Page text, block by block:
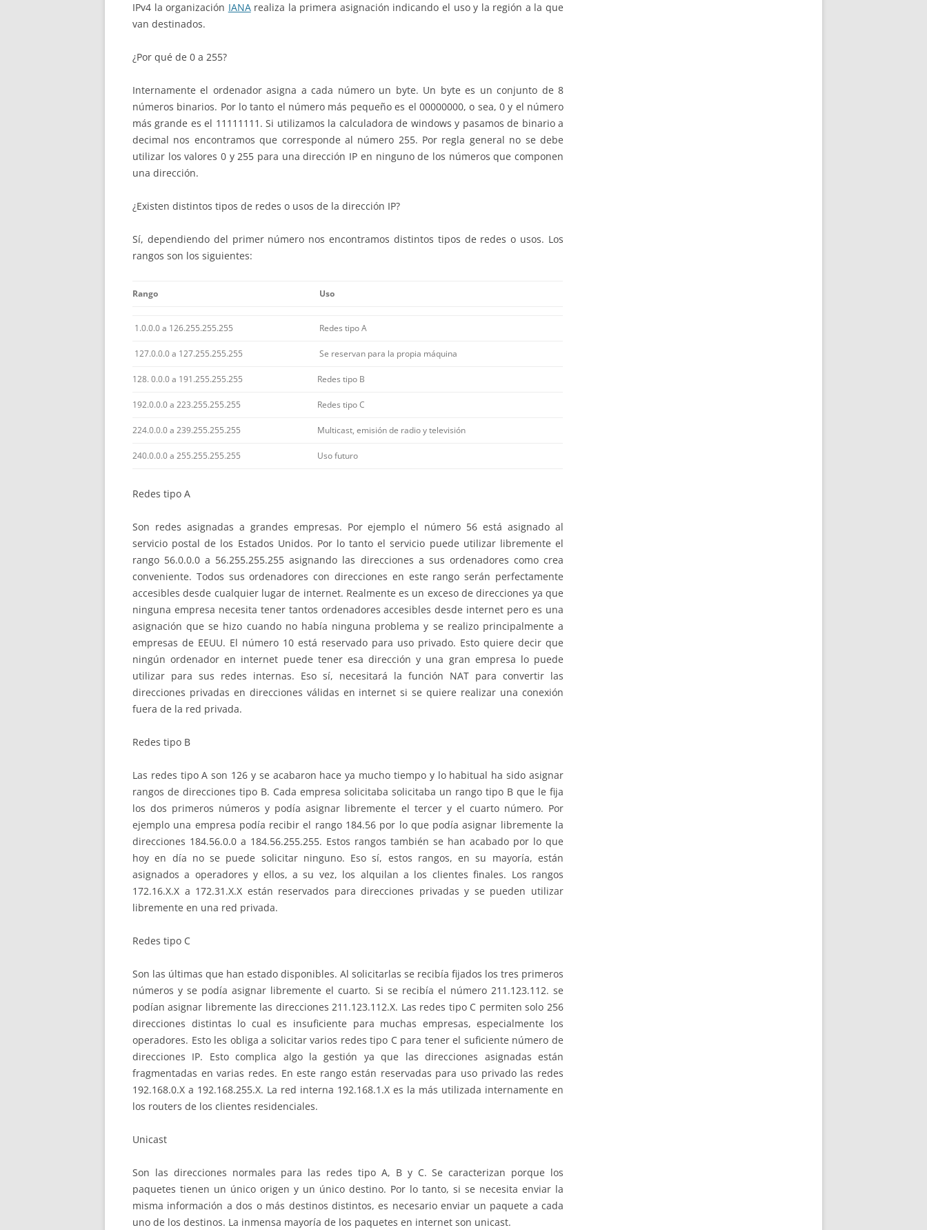
IPv4 la organización IANArealiza la primera asignación indicando el uso y la región a la que
van destinados.
¿Por qué de 0 a 255?
Internamente el ordenador asigna a cada número un byte. Un byte es un conjunto de 8
números binarios. Por lo tanto el número más pequeño es el 00000000, o sea, 0 y el número
más grande es el 11111111. Si utilizamos la calculadora de windows y pasamos de binario a
decimal nos encontramos que corresponde al número 255. Por regla general no se debe
utilizar los valores 0 y 255 para una dirección IP en ninguno de los números que componen
una dirección.
¿Existen distintos tipos de redes o usos de la dirección IP?
Sí, dependiendo del primer número nos encontramos distintos tipos de redes o usos. Los
rangos son los siguientes:
Rango Uso
1.0.0.0 a 126.255.255.255 Redes tipo A
127.0.0.0 a 127.255.255.255 Se reservan para la propia máquina
128. 0.0.0 a 191.255.255.255 Redes tipo B
192.0.0.0 a 223.255.255.255 Redes tipo C
224.0.0.0 a 239.255.255.255 Multicast, emisión de radio y televisión
240.0.0.0 a 255.255.255.255 Uso futuro
Redes tipo A
Son redes asignadas a grandes empresas. Por ejemplo el número 56 está asignado al
servicio postal de los Estados Unidos. Por lo tanto el servicio puede utilizar libremente el
rango 56.0.0.0 a 56.255.255.255 asignando las direcciones a sus ordenadores como crea
conveniente. Todos sus ordenadores con direcciones en este rango serán perfectamente
accesibles desde cualquier lugar de internet. Realmente es un exceso de direcciones ya que
ninguna empresa necesita tener tantos ordenadores accesibles desde internet pero es una
asignación que se hizo cuando no había ninguna problema y se realizo principalmente a
empresas de EEUU. El número 10 está reservado para uso privado. Esto quiere decir que
ningún ordenador en internet puede tener esa dirección y una gran empresa lo puede
utilizar para sus redes internas. Eso sí, necesitará la función NAT para convertir las
direcciones privadas en direcciones válidas en internet si se quiere realizar una conexión
fuera de la red privada.
Redes tipo B
Las redes tipo A son 126 y se acabaron hace ya mucho tiempo y lo habitual ha sido asignar
rangos de direcciones tipo B. Cada empresa solicitaba solicitaba un rango tipo B que le fija
los dos primeros números y podía asignar libremente el tercer y el cuarto número. Por
ejemplo una empresa podía recibir el rango 184.56 por lo que podía asignar libremente la
direcciones 184.56.0.0 a 184.56.255.255. Estos rangos también se han acabado por lo que
hoy en día no se puede solicitar ninguno. Eso sí, estos rangos, en su mayoría, están
asignados a operadores y ellos, a su vez, los alquilan a los clientes finales. Los rangos
172.16.X.X a 172.31.X.X están reservados para direcciones privadas y se pueden utilizar
libremente en una red privada.
Redes tipo C
Son las últimas que han estado disponibles. Al solicitarlas se recibía fijados los tres primeros
números y se podía asignar libremente el cuarto. Si se recibía el número 211.123.112. se
podían asignar libremente las direcciones 211.123.112.X. Las redes tipo C permiten solo 256
direcciones distintas lo cual es insuficiente para muchas empresas, especialmente los
operadores. Esto les obliga a solicitar varios redes tipo C para tener el suficiente número de
direcciones IP. Esto complica algo la gestión ya que las direcciones asignadas están
fragmentadas en varias redes. En este rango están reservadas para uso privado las redes
192.168.0.X a 192.168.255.X. La red interna 192.168.1.X es la más utilizada internamente en
los routers de los clientes residenciales.
Unicast
Son las direcciones normales para las redes tipo A, B y C. Se caracterizan porque los
paquetes tienen un único origen y un único destino. Por lo tanto, si se necesita enviar la
misma información a dos o más destinos distintos, es necesario enviar un paquete a cada
uno de los destinos. La inmensa mayoría de los paquetes en internet son unicast.